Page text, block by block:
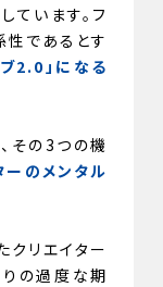
ています。フ
であるとす
2.0」になる
その3つの機
ーのメンタル
クリエイター
の過度な期